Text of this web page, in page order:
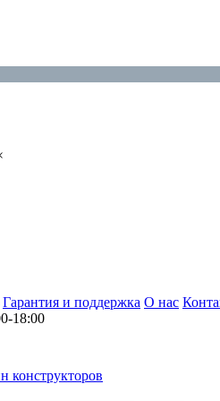
Гарантия и поддержка О нас
18:00
конструкторов